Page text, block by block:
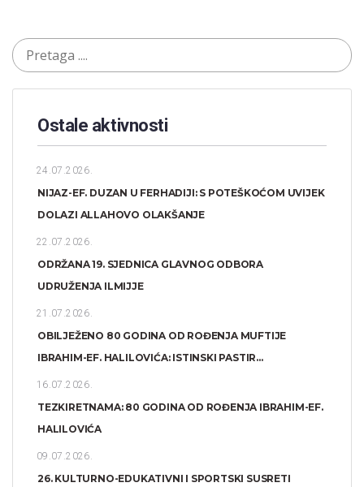
Ostale aktivnosti
24.07.2026.
NIJAZ-EF. DUZAN U FERHADIJI: S POTEŠKOĆOM UVIJEK
DOLAZI ALLAHOVO OLAKŠANJE
22.07.2026.
ODRŽANA 19. SJEDNICA GLAVNOG ODBORA
UDRUŽENJA ILMIJJE
21.07.2026.
OBILJEŽENO 80 GODINA OD ROĐENJA MUFTIJE
IBRAHIM-EF. HALILOVIĆA: ISTINSKI PASTIR...
16.07.2026.
TEZKIRETNAMA: 80 GODINA OD ROĐENJA IBRAHIM-EF.
HALILOVIĆA
09.07.2026.
26. KULTURNO-EDUKATIVNI I SPORTSKI SUSRETI